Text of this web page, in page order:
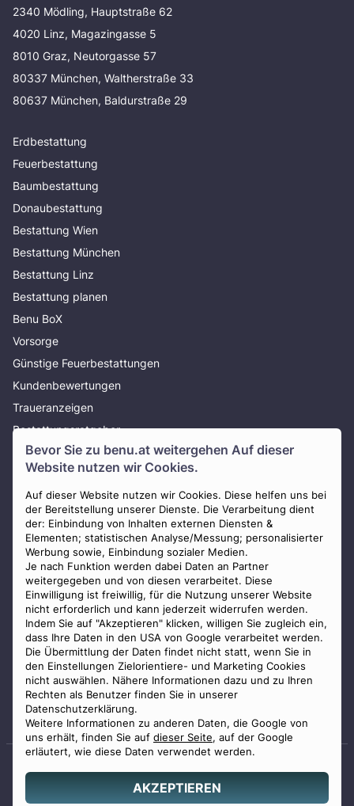
Bevor Sie zu benu.at weitergehen Auf dieser
Website nutzen wir Cookies.
Auf dieser Website nutzen wir Cookies. Diese helfen uns bei
der Bereitstellung unserer Dienste. Die Verarbeitung dient
der: Einbindung von Inhalten externen Diensten &
Elementen; statistischen Analyse/Messung; personalisierter
Werbung sowie, Einbindung sozialer Medien.
Je nach Funktion werden dabei Daten an Partner
weitergegeben und von diesen verarbeitet. Diese
Einwilligung ist freiwillig, für die Nutzung unserer Website
nicht erforderlich und kann jederzeit widerrufen werden.
Indem Sie auf "Akzeptieren" klicken, willigen Sie zugleich ein,
dass Ihre Daten in den USA von Google verarbeitet werden.
Die Übermittlung der Daten findet nicht statt, wenn Sie in
den Einstellungen Zielorientiere- und Marketing Cookies
nicht auswählen. Nähere Informationen dazu und zu Ihren
Rechten als Benutzer finden Sie in unserer
Datenschutzerklärung.
Weitere Informationen zu anderen Daten, die Google von
uns erhält, finden Sie auf dieser Seite, auf der Google
erläutert, wie diese Daten verwendet werden.
AKZEPTIEREN
2340 Mödling, Hauptstraße 62
4020 Linz, Magazingasse 5
8010 Graz, Neutorgasse 57
80337 München, Waltherstraße 33
80637 München, Baldurstraße 29
Erdbestattung
Feuerbestattung
Baumbestattung
Donaubestattung
Bestattung Wien
Bestattung München
Bestattung Linz
Bestattung planen
Benu BoX
Vorsorge
Günstige Feuerbestattungen
Kundenbewertungen
Traueranzeigen
Bestattungsratgeber
Über uns
Presse
AGB
Impressum
Datenschutz
Widerrufsbelehrung
Zahlungsmöglichkeiten
Staatlich geprüfter
© 2026 Benu GmbH. Alle Rechte vorbehalten.